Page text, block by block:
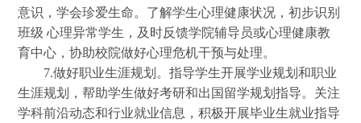
意识，学会珍爱生命。了解学生心理健康状况，初步识别
班级 心理异常学生，及时反馈学院辅导员或心理健康教
育中心，协助校院做好心理危机干预与处理。
7.做好职业生涯规划。指导学生开展学业规划和职业
生涯规划，帮助学生做好考研和出国留学规划指导。关注
学科前沿动态和行业就业信息，积极开展毕业生就业指导